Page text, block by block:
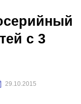
с 3
29.10.2015